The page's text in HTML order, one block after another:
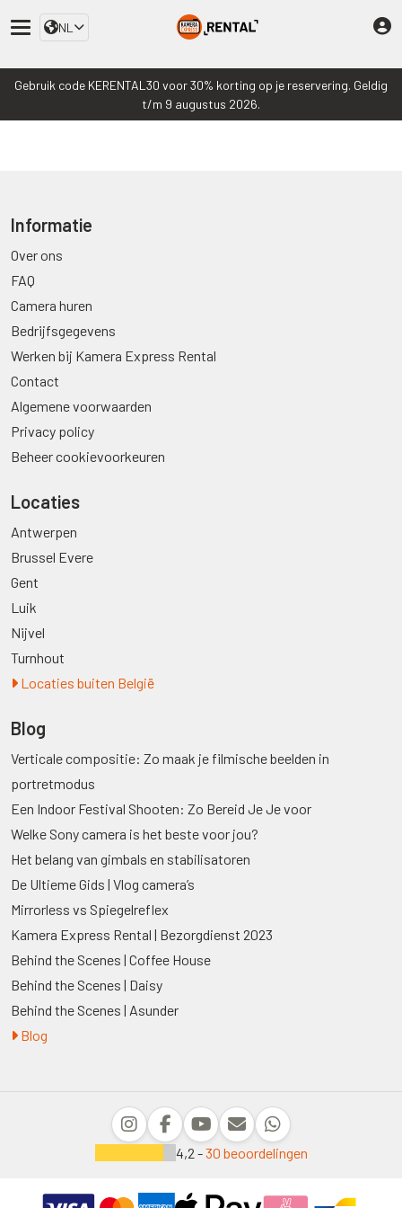
NL
Gebruik code KERENTAL30 voor 30% korting op je reservering. Geldig
t/m 9 augustus 2026.
Informatie
Over ons
FAQ
Camera huren
Bedrijfsgegevens
Werken bij Kamera Express Rental
Contact
Algemene voorwaarden
Privacy policy
Beheer cookievoorkeuren
Locaties
Antwerpen
Brussel Evere
Gent
Luik
Nijvel
Turnhout
Locaties buiten België
Blog
Verticale compositie: Zo maak je filmische beelden in
portretmodus
Een Indoor Festival Shooten: Zo Bereid Je Je voor
Welke Sony camera is het beste voor jou?
Het belang van gimbals en stabilisatoren
De Ultieme Gids | Vlog camera’s
Mirrorless vs Spiegelreflex
Kamera Express Rental | Bezorgdienst 2023
Behind the Scenes | Coffee House
Behind the Scenes | Daisy
Behind the Scenes | Asunder
Blog
4,2 -30 beoordelingen